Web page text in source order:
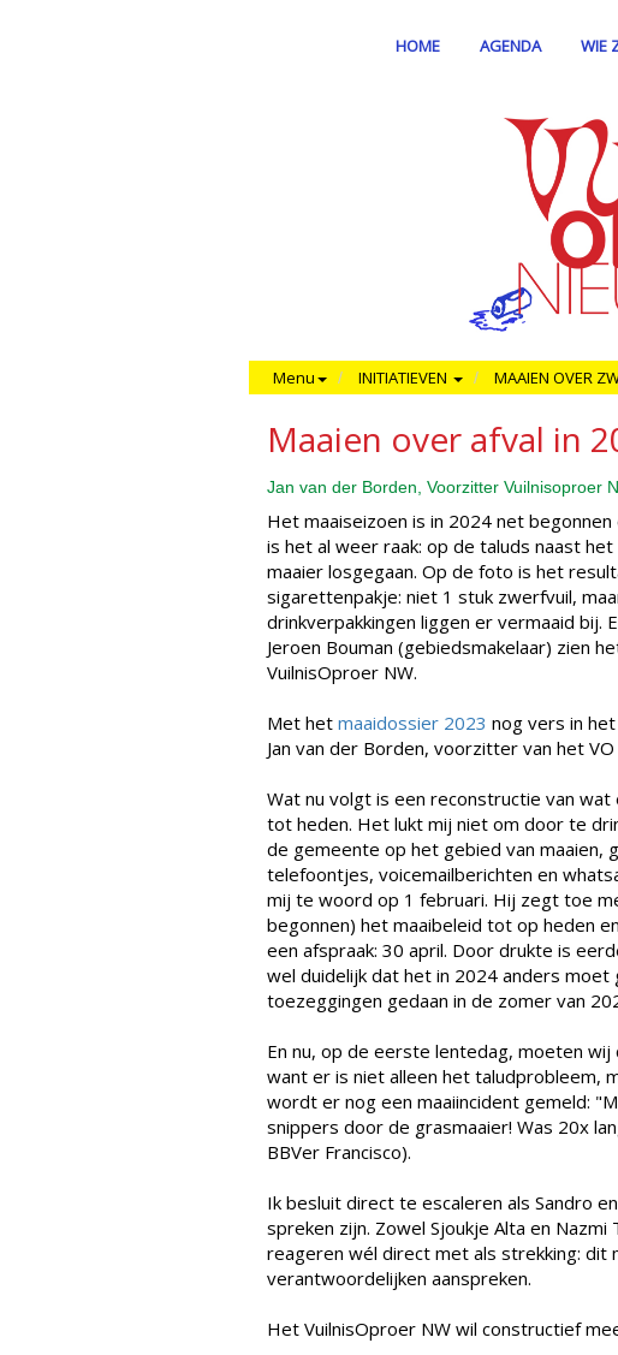
HOME AGENDA WIE
Menu INITIATIEVEN MAAIEN OVER
Maaien over afval in
Jan van der Borden, Voorzitter Vuilnisoproer
Het maaiseizoen is in 2024 net
is het al weer raak: op de taluds naast
maaier losgegaan. Op de foto is het
sigarettenpakje: niet 1 stuk zwerfvuil,
drinkverpakkingen liggen er vermaaid
Jeroen Bouman (gebiedsmakelaar) zien
VuilnisOproer NW.
Met het maaidossier 2023 nog vers in
Jan van der Borden, voorzitter van het VO
Wat nu volgt is een reconstructie van
tot heden. Het lukt mij niet om door te
de gemeente op het gebied van maaien,
telefoontjes, voicemailberichten en
mij te woord op 1 februari. Hij zegt toe
begonnen) het maaibeleid tot op heden
een afspraak: 30 april. Door drukte is
wel duidelijk dat het in 2024 anders moet
toezeggingen gedaan in de zomer van
En nu, op de eerste lentedag, moeten
want er is niet alleen het taludprobleem,
wordt er nog een maaiincident gemeld:
snippers door de grasmaaier! Was 20x
BBVer Francisco).
Ik besluit direct te escaleren als Sandro
spreken zijn. Zowel Sjoukje Alta en
reageren wél direct met als strekking: dit
verantwoordelijken aanspreken.
Het VuilnisOproer NW wil constructief